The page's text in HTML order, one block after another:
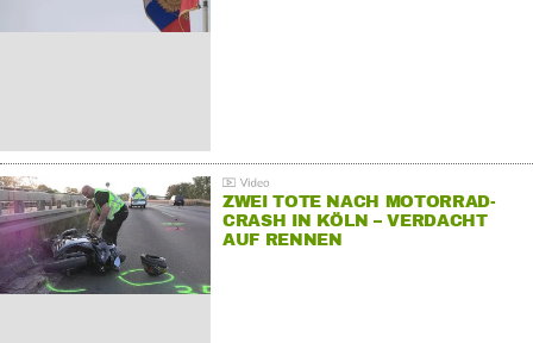
ZWEI TOTE NACH MOTORRAD-
CRASH IN KÖLN – VERDACHT
AUF RENNEN